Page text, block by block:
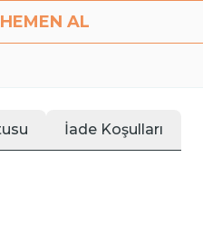
HEMEN AL
İade Koşulları